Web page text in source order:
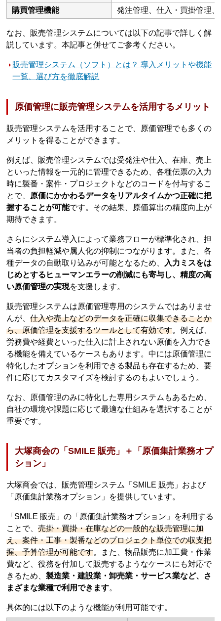
購買管理機能
発注管理、仕入・買掛管理
なお、販売管理システムについては以下の記事で詳しく解
説しています。本記事と併せてご参考ください。
販売管理システム（ソフト）とは？ 導入メリットや機能
一覧、選び方を徹底解説
原価管理に販売管理システムを活用するメリット
販売管理システムを活用することで、原価管理でも多くの
メリットを得ることができます。
例えば、販売管理システムでは受発注や仕入、在庫、売上
といった情報を一元的に管理できるため、各種伝票の入力
時に製番・案件・プロジェクトなどのコードを付与するこ
とで、 原価にかかわるデータをリアルタイムかつ正確に把
握することが可能です。その結果、原価算出の精度向上が
期待できます。
さらにシステム導入によって業務フローが標準化され、担
当者の負担軽減や属人化の抑制につながります。また、各
種データの自動取り込みが可能となるため、
入力ミスをは
じめとするヒューマンエラーの削減にも寄与し、精度の高
い原価管理の実現を支援します。
販売管理システムは原価管理専用のシステムではありませ
んが、仕入や売上などのデータを正確に収集できることか
ら、原価管理を支援するツールとして有効です。例えば、
労務費や経費といった仕入に計上されない原価を入力でき
る機能を備えているケースもあります。中には原価管理に
特化したオプションを利用できる製品も存在するため、要
件に応じてカスタマイズを検討するのもよいでしょう。
なお、原価管理のみに特化した専用システムもあるため、
自社の環境や課題に応じて最適な仕組みを選択することが
重要です。
大塚商会の「SMILE 販売」＋「原価集計業務オプ
ション」
大塚商会では、販売管理システム「SMILE 販売」および
「原価集計業務オプション」を提供しています。
「SMILE 販売」の「原価集計業務オプション」を利用する
ことで、売掛・買掛・在庫などの一般的な販売管理に加
え、案件・工事・製番などのプロジェクト単位での収支把
握、予算管理が可能です。また、物品販売に加工費・作業
費など、役務を付加して販売するようなケースにも対応で
きるため、製造業・建設業・卸売業・サービス業など、さ
まざまな業種で利用できます。
具体的には以下のような機能が利用可能です。